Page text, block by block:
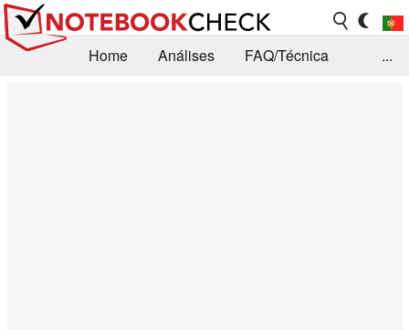
Home Análises
FAQ/Técnica
...